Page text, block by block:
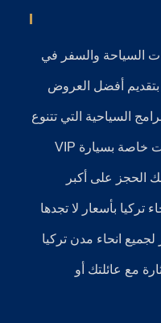
السياحة والسفر في
بتقديم أفضل العروض
السياحية التي تتنوع
بين رحلات مع مجموعات أو رحلات خاصة بسيارة VIP
الحجز على أكبر
بأسعار لا تجدها
انحاء مدن تركيا
مع عائلتك أو